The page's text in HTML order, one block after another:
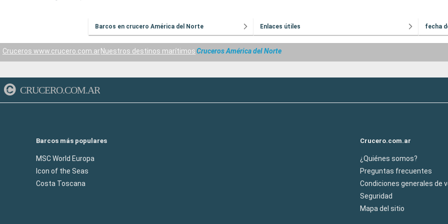
Barcos en crucero América del Norte Enlaces útiles fecha
Cruceros www.crucero.com.ar Nuestros destinos marítimosCruceros América del Norte
CRUCERO.COM.AR
Barcos más populares
MSC World Europa
Icon of the Seas
Costa Toscana
Crucero.com.ar
¿Quiénes somos?
Preguntas frecuentes
Condiciones generales de
Seguridad
Mapa del sitio